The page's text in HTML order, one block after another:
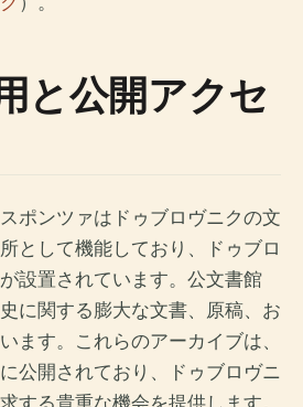
と公開アクセ
ポンツァはドゥブロヴニクの文
として機能しており、ドゥブロ
設置されています。公文書館
に関する膨大な文書、原稿、お
ます。これらのアーカイブは、
公開されており、ドゥブロヴニ
する貴重な機会を提供します。